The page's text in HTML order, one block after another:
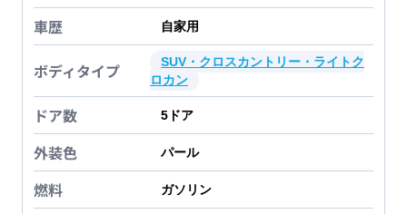
車歴 自家用
ボディタイプ
SUV・クロスカントリー・ライトク
ロカン
ドア数 5 ドア
外装色 パール
燃料 ガソリン